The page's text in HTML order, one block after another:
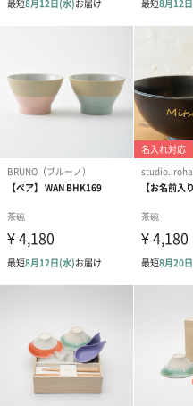
プリザーブドフラワー
ブーケ（ピンク）
プリ
ブ
（
愛らしいぬいぐるみを同梱し
誕生日・記念日・出産祝いな